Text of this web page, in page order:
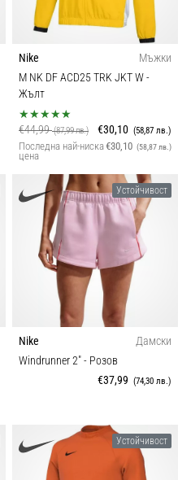
Nike
Мъжки
M NK DF ACD25 TRK JKT W-
Жълт
€44,99(87,99 лв.) €30,10 (58,87 лв.)
Последна най-ниска
цена
€30,10 (58,87 лв.)
Устойчивост
Nike
Дамски
Windrunner 2"- Розов
€37,99 (74,30 лв.)
Устойчивост